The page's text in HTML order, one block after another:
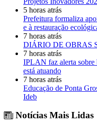
5 horas atrás
Prefeitura formaliza
e à restauração
7 horas atrás
DIÁRIO DE OBRAS
7 horas atrás
IPLAN faz alerta sobre
está atuando
7 horas atrás
Educação de Ponta
Ideb
Notícias Mais Lidas